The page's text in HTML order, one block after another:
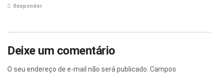
Responder
Deixe um comentário
O seu endereço de e-mail não será publicado. Campos